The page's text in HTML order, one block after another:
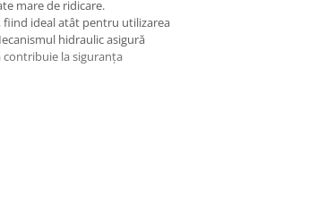
mare de ridicare.
ideal atât pentru utilizarea
hidraulic asigură
contribuie la siguranța